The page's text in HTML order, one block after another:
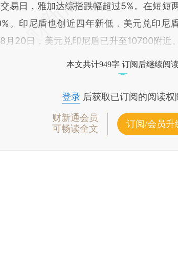
日，雅加达综指跌幅超过5%。在短短
。印尼盾也创近四年新低，美元兑印尼
月20日，美元兑印尼盾已升至10700附近。
本文共计949字 订阅后继续阅
登录后获取已订阅的阅读权
财新通会员
可畅读全文
订阅/会员升